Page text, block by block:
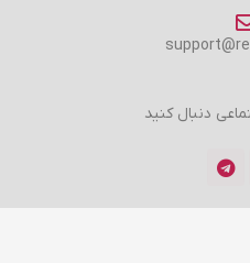
دنبال کنید